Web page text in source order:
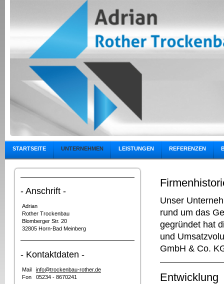
STARTSEITE UNTERNEHMEN LEISTUNGEN REFERENZEN
- Anschrift -
Adrian
Rother Trockenbau
Blomberger Str. 20
32805 Horn-Bad Meinberg
- Kontaktdaten -
Mail info@trockenbau-rother.de
Fon 05234 - 8670241
Unser
rund um das
gegründet hat
und
GmbH & Co.
Entwicklung